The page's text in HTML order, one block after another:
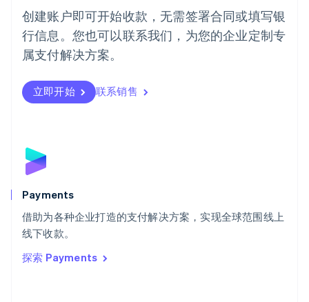
创建账户即可开始收款，无需签署合同或填写银
行信息。您也可以联系我们，为您的企业定制专
属支付解决方案。
立即开始 联系销售
Payments
借助为各种企业打造的支付解决方案，实现全球范围线上
线下收款。
探索 Payments
葡萄牙
Português English
日本
日本語English
瑞典
瑞士
DeutschFrançais
English
斯洛文尼亚
泰国
ไทยEnglish
希腊
English
西班牙